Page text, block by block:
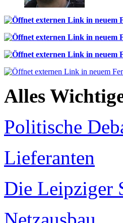
Alles
Politische
Lieferanten
Die Leipziger